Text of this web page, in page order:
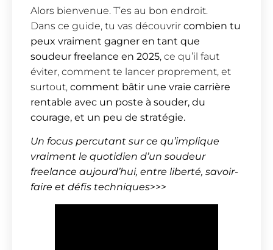
Alors bienvenue. T’es au bon endroit.
Dans ce guide, tu vas découvrir combien tu
peux vraiment gagner en tant que
soudeur freelance en 2025, ce qu’il faut
éviter, comment te lancer proprement, et
surtout, comment bâtir une vraie carrière
rentable avec un poste à souder, du
courage, et un peu de stratégie.
Un focus percutant sur ce qu’implique
vraiment le quotidien d’un soudeur
freelance aujourd’hui, entre liberté, savoir-
faire et défis techniques>>>